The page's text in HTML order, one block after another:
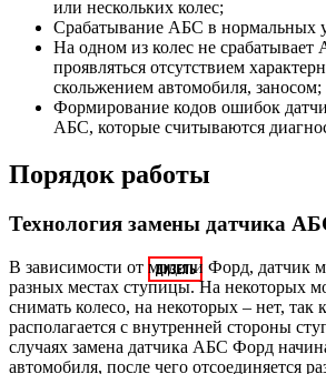
или нескольких колес;
Срабатывание АБС в нормальных
На одном из колес не
проявляться отсутствием
скольжением автомобиля, заносом;
Формирование кодов ошибок
АБС, которые считываются
Порядок работы
Технология замены датчика
В зависимости от модели Форд, датчик
разных местах ступицы. На некоторых
снимать колесо, на некоторых – нет, так
располагается с внутренней стороны
случаях замена датчика АБС Форд
автомобиля, после чего отсоединяется